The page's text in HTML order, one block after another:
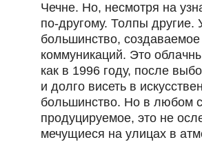
Чечне. Но, несмотря на
по-другому. Толпы другие.
большинство,
коммуникаций. Это
как в 1996 году, после
и долго висеть в
большинство. Но в любом
продуцируемое, это не
мечущиеся на улицах в